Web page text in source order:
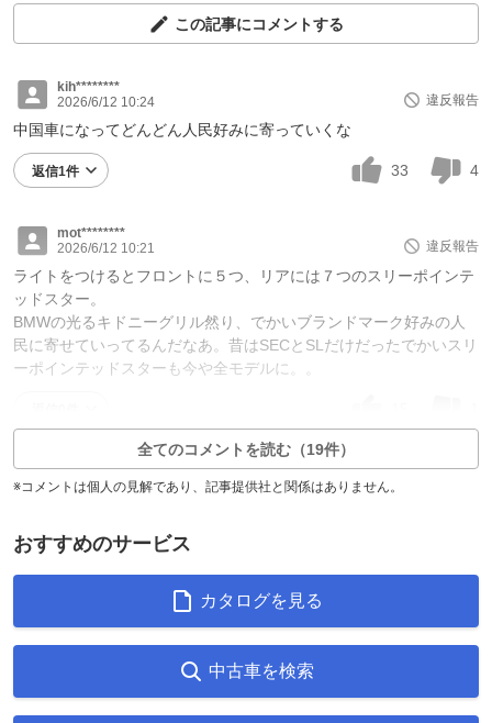
この記事にコメントする
kih********
2026/6/12 10:24
違反報告
中国車になってどんどん人民好みに寄っていくな
返信1件 33 4
mot********
2026/6/12 10:21
違反報告
ライトをつけるとフロントに５つ、リアには７つのスリーポインテ
ッドスター。
BMWの光るキドニーグリル然り、でかいブランドマーク好みの人
民に寄せていってるんだなあ。昔はSECとSLだけだったでかいスリ
ーポインテッドスターも今や全モデルに。。
全てのコメントを読む（19件）
※コメントは個人の見解であり、記事提供社と関係はありません。
おすすめのサービス
カタログを見る
中古車を検索